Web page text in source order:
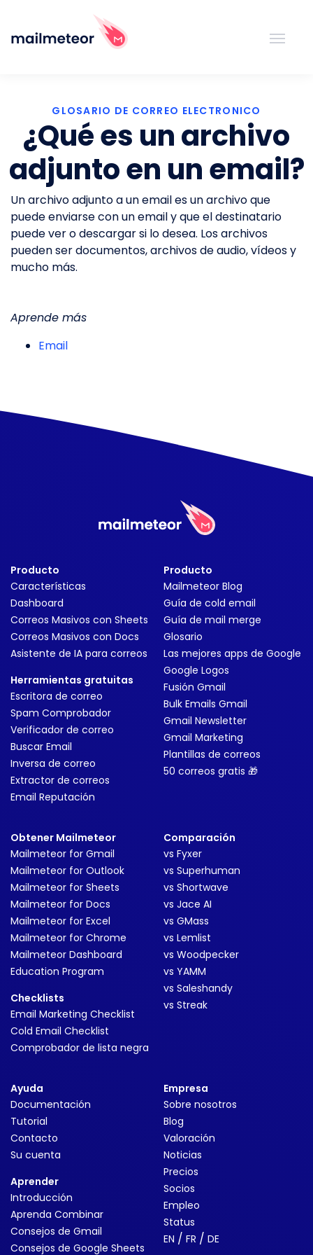
GLOSARIO DE CORREO ELECTRONICO
¿Qué es un archivo
adjunto en un email?
Un archivo adjunto a un email es un archivo que
puede enviarse con un email y que el destinatario
puede ver o descargar si lo desea. Los archivos
pueden ser documentos, archivos de audio, vídeos y
mucho más.
Aprende más
Email
Producto
Características
Dashboard
Correos Masivos con Sheets
Correos Masivos con Docs
Asistente de IA para correos
Herramientas gratuitas
Escritora de correo
Spam Comprobador
Verificador de correo
Buscar Email
Inversa de correo
Extractor de correos
Email Reputación
Producto
Mailmeteor Blog
Guía de cold email
Guía de mail merge
Glosario
Las mejores apps de Google
Google Logos
Fusión Gmail
Bulk Emails Gmail
Gmail Newsletter
Gmail Marketing
Plantillas de correos
50 correos gratis 🎁
Obtener Mailmeteor
Mailmeteor for Gmail
Mailmeteor for Outlook
Mailmeteor for Sheets
Mailmeteor for Docs
Mailmeteor for Excel
Mailmeteor for Chrome
Mailmeteor Dashboard
Education Program
Checklists
Email Marketing Checklist
Cold Email Checklist
Comprobador de lista negra
Comparación
vs Fyxer
vs Superhuman
vs Shortwave
vs Jace AI
vs GMass
vs Lemlist
vs Woodpecker
vs YAMM
vs Saleshandy
vs Streak
Ayuda
Documentación
Tutorial
Contacto
Su cuenta
Aprender
Introducción
Aprenda Combinar
Consejos de Gmail
Consejos de Google Sheets
Empresa
Sobre nosotros
Blog
Valoración
Noticias
Precios
Socios
Empleo
Status
EN / FR / DE